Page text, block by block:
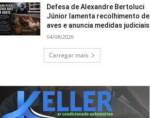
Defesa de Alexandre Bertoluci
Júnior lamenta recolhimento de
aves e anuncia medidas judiciais
04/08/2026
Carregar mais